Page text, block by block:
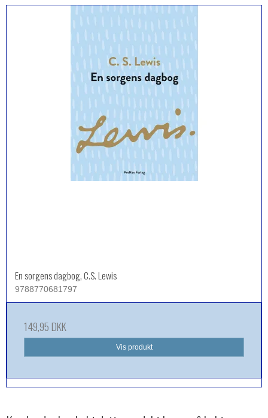
En sorgens dagbog, C.S. Lewis
9788770681797
149,95 DKK
Vis produkt